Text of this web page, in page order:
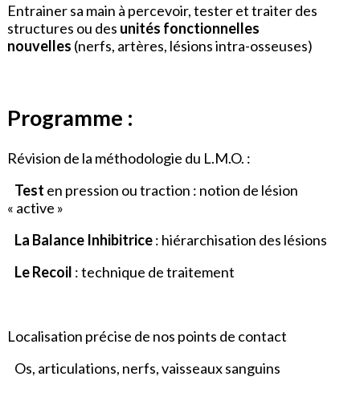
Entrainer sa main à percevoir, tester et traiter des
structures ou des unités fonctionnelles
nouvelles (nerfs, artères, lésions intra-osseuses)
Programme :
Révision de la méthodologie du L.M.O. :
Test en pression ou traction : notion de lésion
« active »
La Balance Inhibitrice: hiérarchisation des lésions
Le Recoil : technique de traitement
Localisation précise de nos points de contact
Os, articulations, nerfs, vaisseaux sanguins